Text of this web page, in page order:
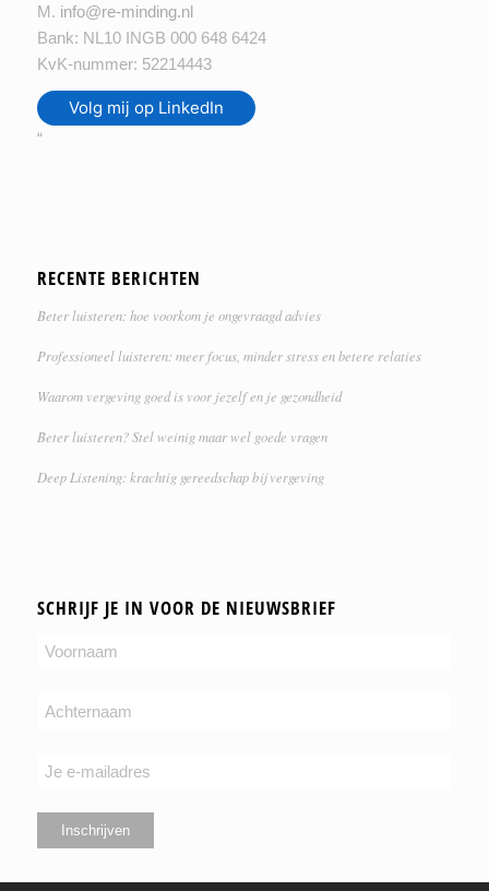
M. info@re-minding.nl
Bank: NL10 INGB 000 648 6424
KvK-nummer: 52214443
Volg mij op LinkedIn
“
RECENTE BERICHTEN
Beter luisteren: hoe voorkom je ongevraagd advies
Professioneel luisteren: meer focus, minder stress en betere relaties
Waarom vergeving goed is voor jezelf en je gezondheid
Beter luisteren? Stel weinig maar wel goede vragen
Deep Listening: krachtig gereedschap bij vergeving
SCHRIJF JE IN VOOR DE NIEUWSBRIEF